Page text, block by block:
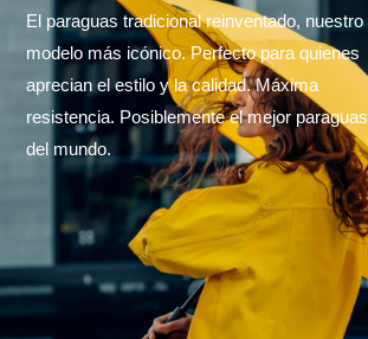
El paraguas tradicional reinventado, nuestro
modelo más icónico. Perfecto para quienes
aprecian el estilo y la calidad. Máxima
resistencia. Posiblemente el mejor paraguas
del mundo.